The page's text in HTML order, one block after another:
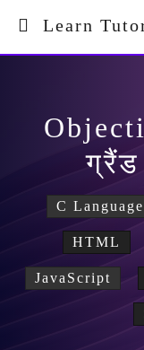
Learn
C Language
HTML
JavaScript